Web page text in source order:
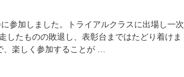
参加しました。トライアルクラスに出場し一次
したものの敗退し、表彰台まではたどり着けま
、楽しく参加することが …